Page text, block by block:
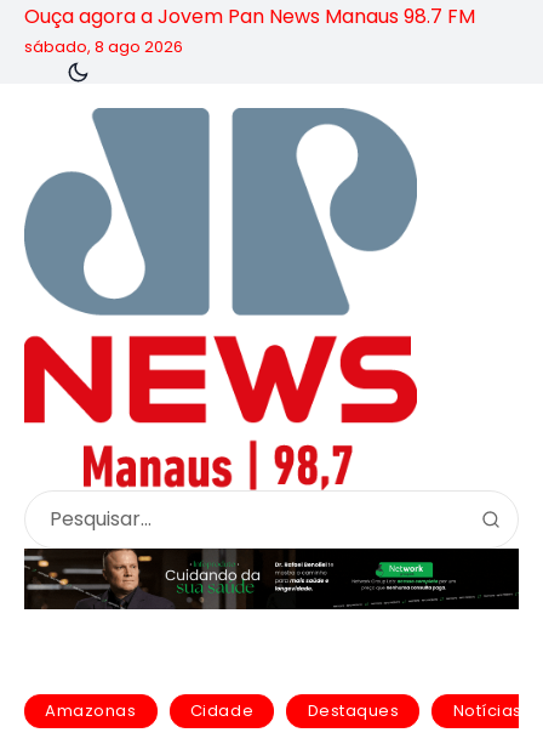
Ouça agora a Jovem Pan News Manaus 98.7 FM
sábado, 8 ago 2026
Amazonas Cidade Destaques Notícias